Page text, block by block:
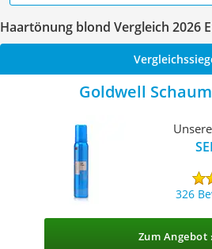
Haartönung blond Vergleich 2026
Goldwell
326
Zum Angebot